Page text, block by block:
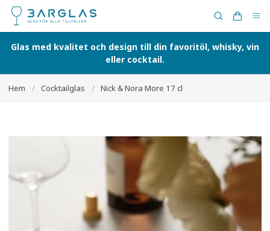
Glas med kvalitet och design till din favoritöl, whisky, vin
eller cocktail.
Hem / Cocktailglas / Nick & Nora More 17 cl